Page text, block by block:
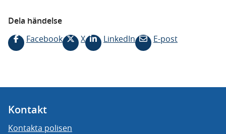
Dela händelse
Facebook
X LinkedIn E-post
Kontakt
Kontakta polisen